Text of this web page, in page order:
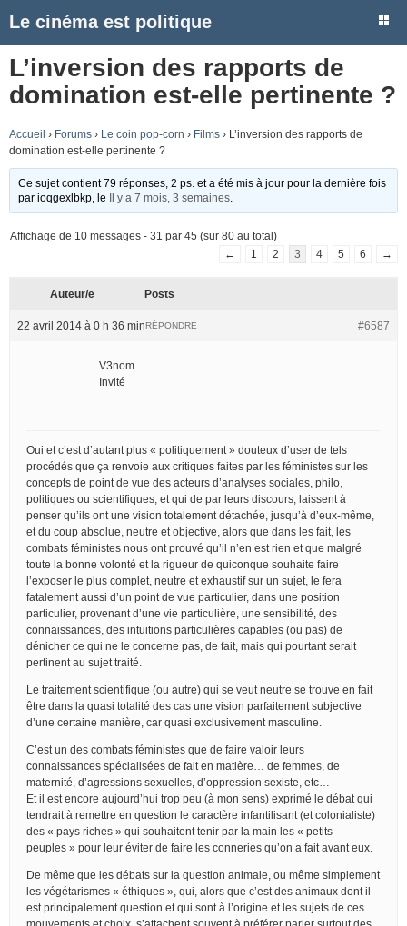
Le cinéma est politique
L’inversion des rapports de
domination est-elle pertinente ?
Accueil › Forums › Le coin pop-corn › Films › L’inversion des rapports de
domination est-elle pertinente ?
Ce sujet contient 79 réponses, 2 ps. et a été mis à jour pour la dernière fois
parioqgexlbkp , le Il y a 7 mois, 3 semaines
Affichage de 10 messages - 31 par 45 (sur 80 au total)
←
1 2 3 4 5 6 →
Auteur/e Posts
22 avril 2014 à 0 h 36 min #6587
RÉPONDRE
V3nom
Invité
Oui et c’est d’autant plus « politiquement » douteux d’user de tels
procédés que ça renvoie aux critiques faites par les féministes sur les
concepts de point de vue des acteurs d’analyses sociales, philo,
politiques ou scientifiques, et qui de par leurs discours, laissent à
penser qu’ils ont une vision totalement détachée, jusqu’à d’eux-même,
et du coup absolue, neutre et objective, alors que dans les fait, les
combats féministes nous ont prouvé qu’il n’en est rien et que malgré
toute la bonne volonté et la rigueur de quiconque souhaite faire
l’exposer le plus complet, neutre et exhaustif sur un sujet, le fera
fatalement aussi d’un point de vue particulier, dans une position
particulier, provenant d’une vie particulière, une sensibilité, des
connaissances, des intuitions particulières capables (ou pas) de
dénicher ce qui ne le concerne pas, de fait, mais qui pourtant serait
pertinent au sujet traité.
Le traitement scientifique (ou autre) qui se veut neutre se trouve en fait
être dans la quasi totalité des cas une vision parfaitement subjective
d’une certaine manière, car quasi exclusivement masculine.
C’est un des combats féministes que de faire valoir leurs
connaissances spécialisées de fait en matière… de femmes, de
maternité, d’agressions sexuelles, d’oppression sexiste, etc…
Et il est encore aujourd’hui trop peu (à mon sens) exprimé le débat qui
tendrait à remettre en question le caractère infantilisant (et colonialiste)
des « pays riches » qui souhaitent tenir par la main les « petits
peuples » pour leur éviter de faire les conneries qu’on a fait avant eux.
De même que les débats sur la question animale, ou même simplement
les végétarismes « éthiques », qui, alors que c’est des animaux dont il
est principalement question et qui sont à l’origine et les sujets de ces